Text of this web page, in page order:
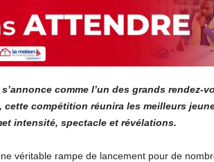
comme l’un des grands rendez-
compétition réunira les meilleurs
intensité, spectacle et révélations.
véritable rampe de lancement pour de